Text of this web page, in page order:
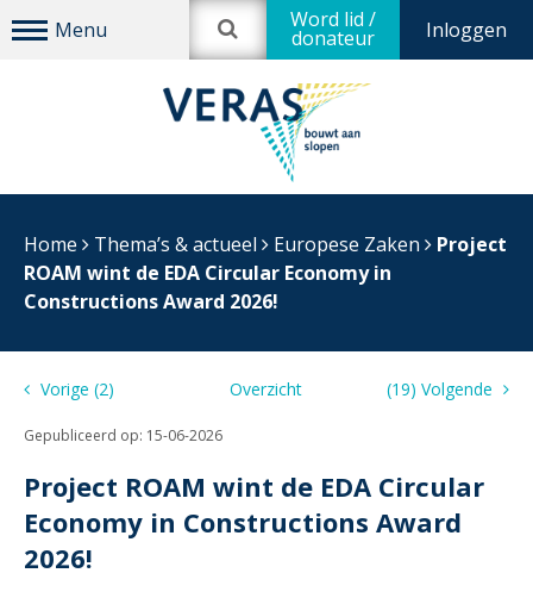
Inloggen
Word lid /
donateur
Home Thema’s & actueel Europese Zaken
Project
ROAM wint de EDA Circular Economy in
Constructions Award 2026!
Vorige (2) Overzicht (19) Volgende
Gepubliceerd op: 15-06-2026
Project ROAM wint de EDA Circular
Economy in Constructions Award
2026!